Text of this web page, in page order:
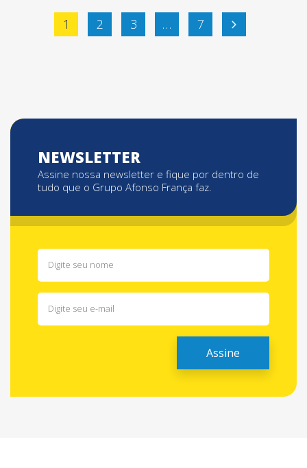
Paginação
1 2 3 … 7
NEWSLETTER
Assine nossa newsletter e fique por dentro de
tudo que o Grupo Afonso França faz.